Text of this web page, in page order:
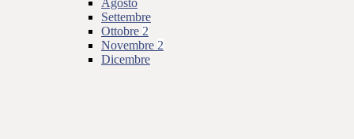
Agosto
Settembre
Ottobre 2
Novembre 2
Dicembre